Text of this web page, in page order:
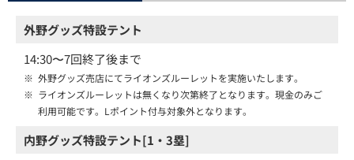
外野グッズ特設テント
14:30〜7回終了後まで
※ 外野グッズ売店にてライオンズルーレットを実施いたします。
※ ライオンズルーレットは無くなり次第終了となります。現金のみご
利用可能です。Lポイント付与対象外となります。
内野グッズ特設テント[1・3塁]